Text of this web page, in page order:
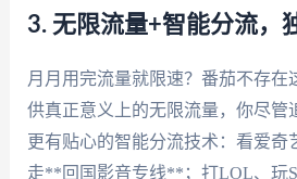
3. 无限流量+智能分流，
月月用完流量就限速？番茄不存在
供真正意义上的无限流量，你尽管
更有贴心的智能分流技术：看爱奇
走**回国影音专线**；打LOL、玩